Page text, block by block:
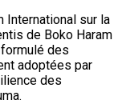
International sur la
de Boko Haram
des
adoptées par
des